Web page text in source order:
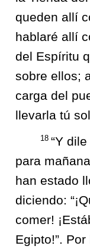
queden allí
hablaré allí
del Espíritu
sobre ellos;
carga del
llevarla tú
18 “Y
para
han estado
diciendo:
comer!
Egipto!”.